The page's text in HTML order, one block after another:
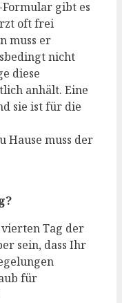
gibt es
oft frei
muss er
nicht
diese
anhält. Eine
sie ist für die
Hause muss der
Tag der
sein, dass Ihr
für